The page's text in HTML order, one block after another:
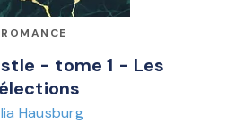
ROMANCE
- tome 1 - Les
Hausburg